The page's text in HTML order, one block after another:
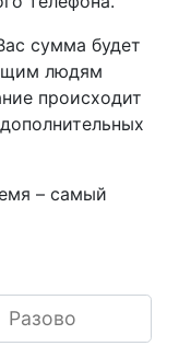
сумма будет
людям
происходит
– самый
Разово